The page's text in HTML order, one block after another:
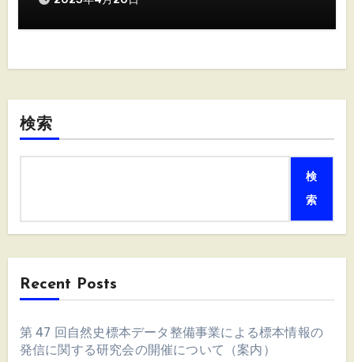
検索
検
索
Recent Posts
第 47 回自然史標本データ整備事業による標本情報の
発信に関する研究会の開催について（案内）